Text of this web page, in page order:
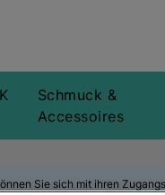
Schmuck &
Accessoires
Sie sich mit ihren